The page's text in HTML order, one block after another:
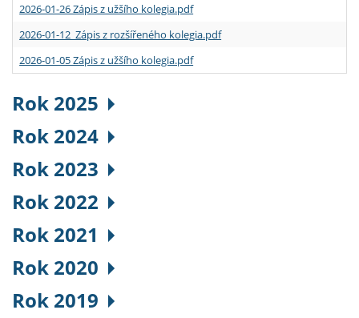
2026-01-26 Zápis z užšího kolegia.pdf
2026-01-12 Zápis z rozšířeného kolegia.pdf
2026-01-05 Zápis z užšího kolegia.pdf
Rok 2025
Rok 2024
Rok 2023
Rok 2022
Rok 2021
Rok 2020
Rok 2019